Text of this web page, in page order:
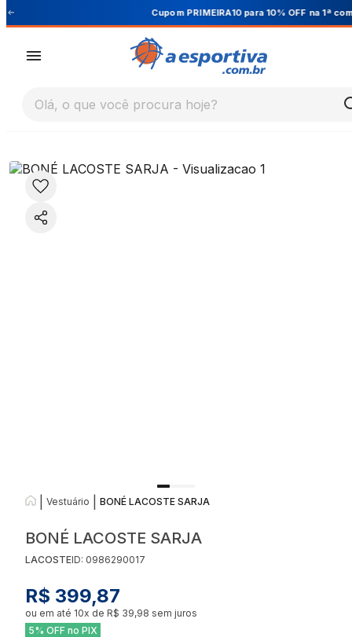
Cupom PRIMEIRA10 para 10% OFF na 1ª compra
Olá, o que você procura hoje?
Vestuário BONÉ LACOSTE SARJA
BONÉ LACOSTE SARJA
LACOSTEID: 0986290017
R$ 399,87
ou em até 10x de R$ 39,98 sem juros
5% OFF no PIX